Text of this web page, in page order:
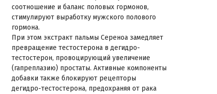
соотношение и баланс половых гормонов,
стимулируют выработку мужского полового
гормона.
При этом экстракт пальмы Сереноа замедляет
превращение тестостерона в дегидро-
тестостерон, провоцирующий увеличение
(гапреплазию) простаты. Активные компоненты
добавки также блокируют рецепторы
дегидро-тестостерона, предохраняя от рака